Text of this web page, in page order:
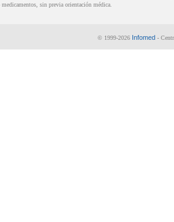
sin previa orientación médica.
© 1999-2026 Infomed -